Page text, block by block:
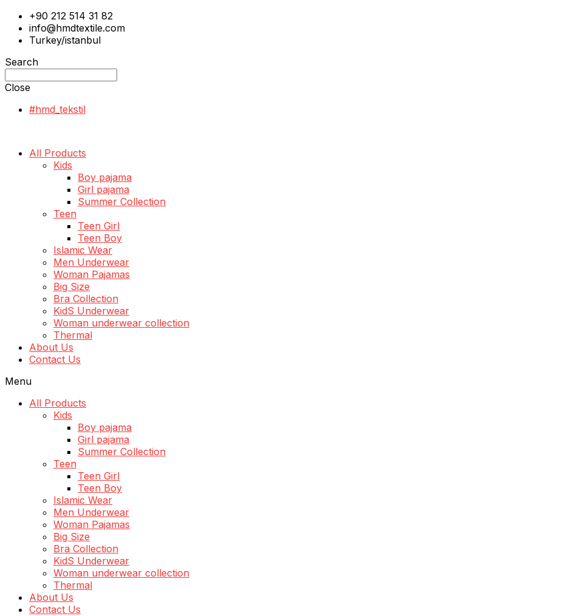
+90 212 514 31 82
info@hmdtextile.com
Turkey/istanbul
Search
Close
#hmd_tekstil
All Products
Kids
Boy pajama
Girl pajama
Summer Collection
Teen
Teen Girl
Teen Boy
Islamic Wear
Men Underwear
Woman Pajamas
Big Size
Bra Collection
KidS Underwear
Woman underwear collection
Thermal
About Us
Contact Us
Menu
All Products
Kids
Boy pajama
Girl pajama
Summer Collection
Teen
Teen Girl
Teen Boy
Islamic Wear
Men Underwear
Woman Pajamas
Big Size
Bra Collection
KidS Underwear
Woman underwear collection
Thermal
About Us
Contact Us